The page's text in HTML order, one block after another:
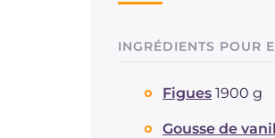
INGRÉDIENTS POUR
Figues 1900 g
Gousse de